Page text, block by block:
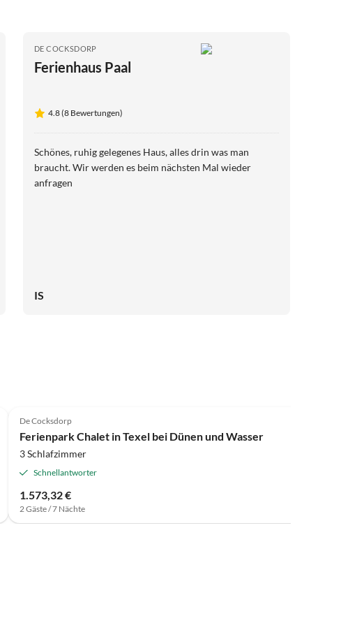
DE COCKSDORP
Ferienhaus Paal
4.8 (8 Bewertungen)
Schönes, ruhig gelegenes Haus, alles drin was man
braucht. Wir werden es beim nächsten Mal wieder
anfragen
IS
De Cocksdorp
Ferienpark Chalet in Texel bei Dünen und Wasser
3 Schlafzimmer
Schnellantworter
1.573,32 €
2 Gäste / 7 Nächte